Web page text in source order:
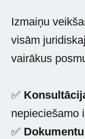
Izmaiņu
visām
vairākus
✅
nepieciešamo
✅